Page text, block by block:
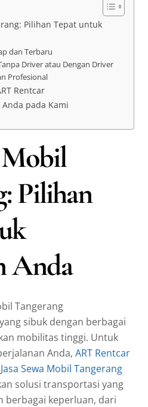
Pilihan Tepat untuk
dan Terbaru
Driver atau Dengan Driver
Profesional
Rentcar
pada Kami
Mobil
Pilihan
Anda
Tangerang
sibuk dengan berbagai
mobilitas tinggi. Untuk
Anda,ART Rentcar
Jasa Sewa Mobil Tangerang
solusi transportasi yang
berbagai keperluan, dari